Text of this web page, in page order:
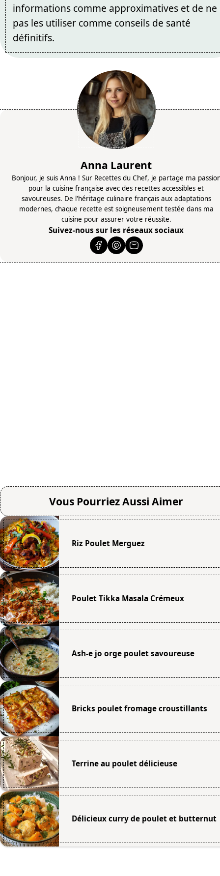
informations comme approximatives et de ne
pas les utiliser comme conseils de santé
définitifs.
Anna Laurent
Bonjour, je suis Anna ! Sur Recettes du Chef, je partage ma
pour la cuisine française avec des recettes accessibles et
savoureuses. De l'héritage culinaire français aux adaptations
modernes, chaque recette est soigneusement testée dans ma
cuisine pour assurer votre réussite.
Suivez-nous sur les réseaux sociaux
Vous Pourriez Aussi Aimer
Riz Poulet Merguez
Poulet Tikka Masala Crémeux
Ash-e jo orge poulet savoureuse
Bricks poulet fromage croustillants
Terrine au poulet délicieuse
Délicieux curry de poulet et butternut